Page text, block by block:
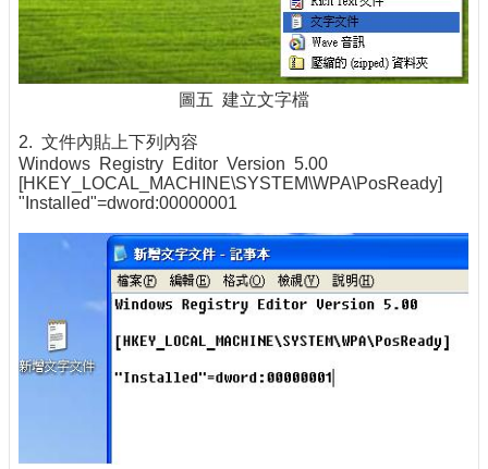
圖五 建立文字檔
2. 文件內貼上下列內容
Windows Registry Editor Version 5.00
[HKEY_LOCAL_MACHINE\SYSTEM\WPA\PosReady]
"Installed"=dword:00000001